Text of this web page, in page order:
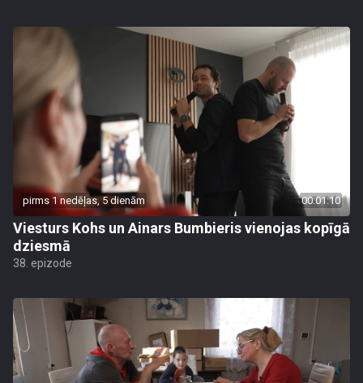
pirms 1 nedēļas, 5 dienām 00:01:10
Viesturs Kohs un Ainars Bumbieris vienojas kopīgā
dziesmā
38. epizode